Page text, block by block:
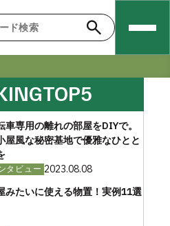
TOP5
車専用の離れの部屋をDIYで。
屋風な秘密基地で優雅なひとと
タビュー 2023.08.08
みたいに使える物置！実例11選